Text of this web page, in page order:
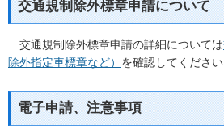
交通規制除外標章申請について
交通規制除外標章申請の詳細については
除外指定車標章など） を確認してください
電子申請、注意事項